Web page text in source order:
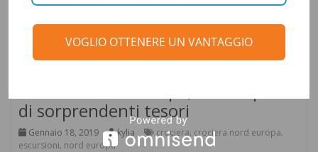
di sorprendenti tesori
Gennaio 18, 2019 kylia crociera, crociera nord europa,
escursioni, nord europa
VOGLIO OTTENERE UN VANTAGGIO